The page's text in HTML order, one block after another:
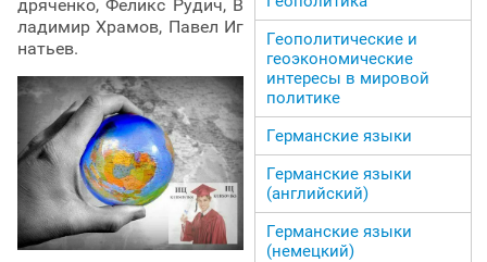
дряченко, Феликс Рудич, В
ладимир Храмов, Павел Иг
натьев.
Геополитические и
геоэкономические
интересы в мировой
политике
Германские языки
Германские языки
(английский)
Германские языки
(немецкий)